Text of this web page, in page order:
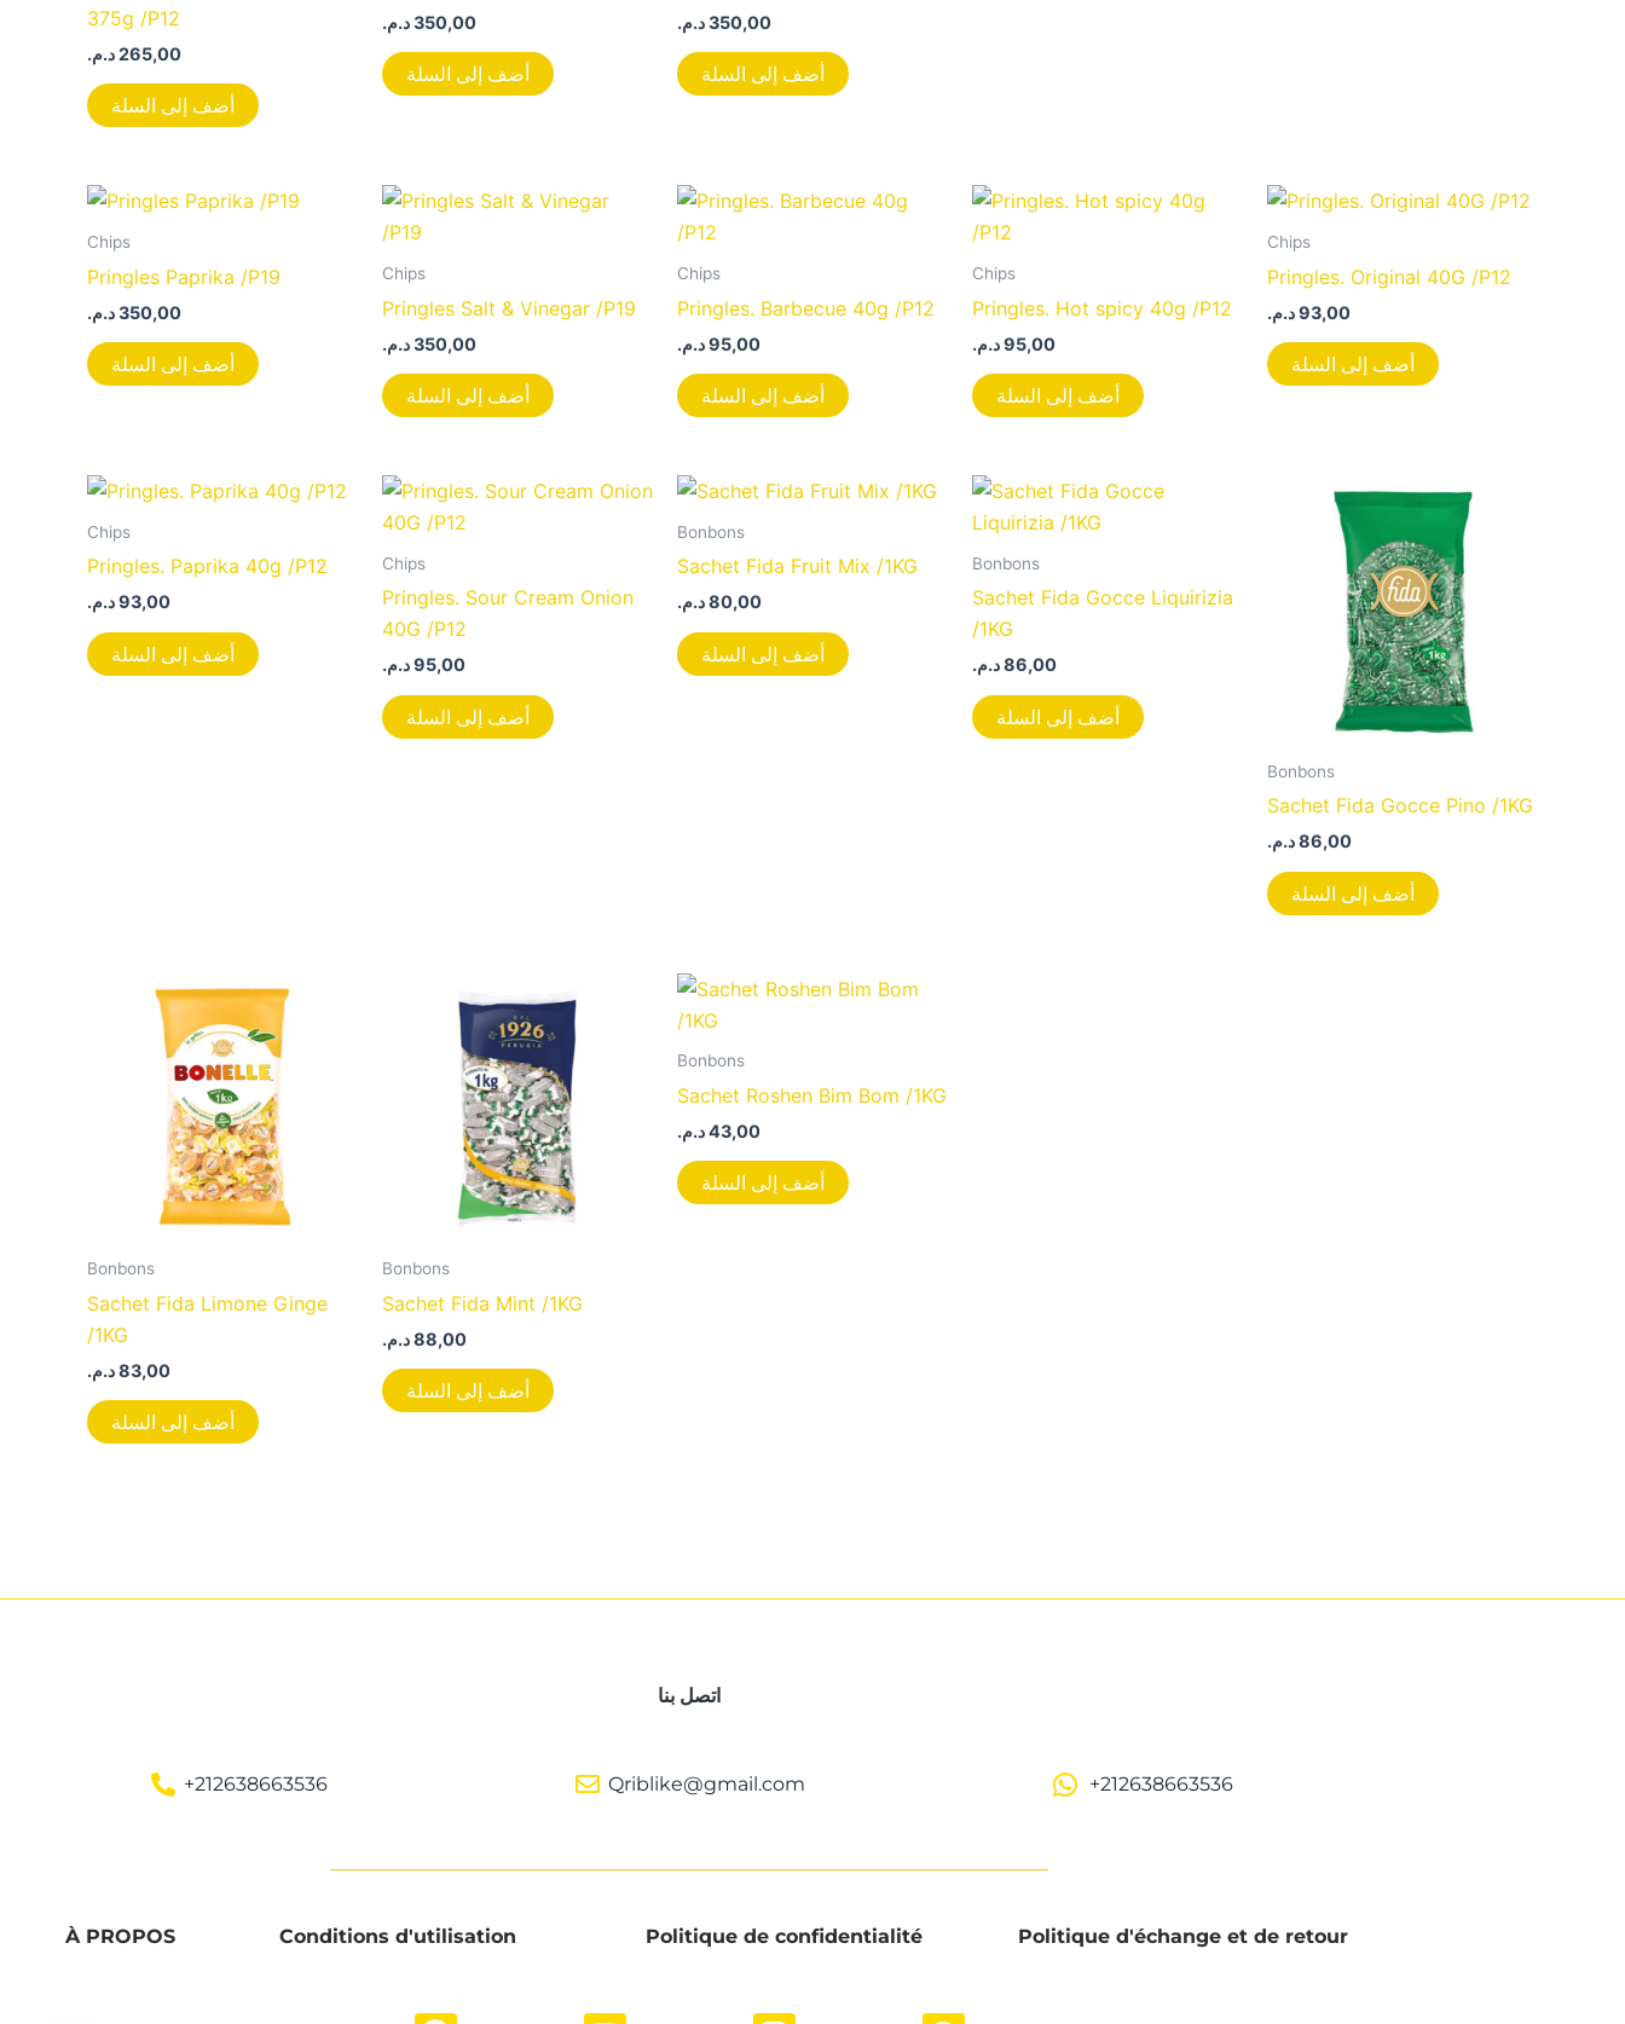
375g /P12
265,00د.م.
أضف إلى السلة
350,00د.م.
أضف إلى السلة
350,00د.م.
أضف إلى السلة
Chips
Pringles Paprika /P19
350,00د.م.
أضف إلى السلة
Chips
Pringles Salt & Vinegar /P19
350,00د.م.
أضف إلى السلة
Chips
Pringles. Barbecue 40g /P12
95,00د.م.
أضف إلى السلة
Chips
Pringles. Hot spicy 40g /P12
95,00د.م.
أضف إلى السلة
Chips
Pringles. Original 40G /P12
93,00د.م.
أضف إلى السلة
Chips
Pringles. Paprika 40g /P12
93,00د.م.
أضف إلى السلة
Chips
Pringles. Sour Cream Onion
40G /P12
95,00د.م.
أضف إلى السلة
Bonbons
Sachet Fida Fruit Mix /1KG
80,00د.م.
أضف إلى السلة
Bonbons
Sachet Fida Gocce Liquirizia
/1KG
86,00د.م.
أضف إلى السلة
Bonbons
Sachet Fida Gocce Pino /1KG
86,00د.م.
أضف إلى السلة
Bonbons
Sachet Fida Limone Ginge
/1KG
83,00د.م.
أضف إلى السلة
Bonbons
Sachet Fida Mint /1KG
88,00د.م.
أضف إلى السلة
Bonbons
Sachet Roshen Bim Bom /1KG
43,00د.م.
أضف إلى السلة
اتصل بنا
+212638663536 Qriblike@gmail.com +212638663536
À PROPOS Conditions d'utilisation Politique de confidentialité Politique d'échange et de retour